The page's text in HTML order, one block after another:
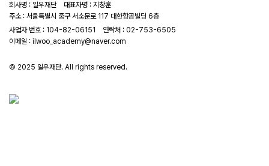
회사명 : 일우재단 대표자명 : 지창훈
주소 : 서울특별시 중구 서소문로 117 대한항공빌딩 6층
사업자 번호 : 104-82-06151
연락처 : 02-753-6505
이메일 : ilwoo_academy@naver.com
© 2025 일우재단. All rights reserved.